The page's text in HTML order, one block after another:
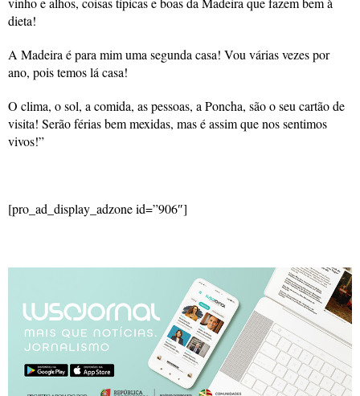
dieta!
A Madeira é para mim uma segunda casa! Vou várias vezes por
ano, pois temos lá casa!
O clima, o sol, a comida, as pessoas, a Poncha, são o seu cartão de
visita! Serão férias bem mexidas, mas é assim que nos sentimos
vivos!”
[pro_ad_display_adzone id=”906″]